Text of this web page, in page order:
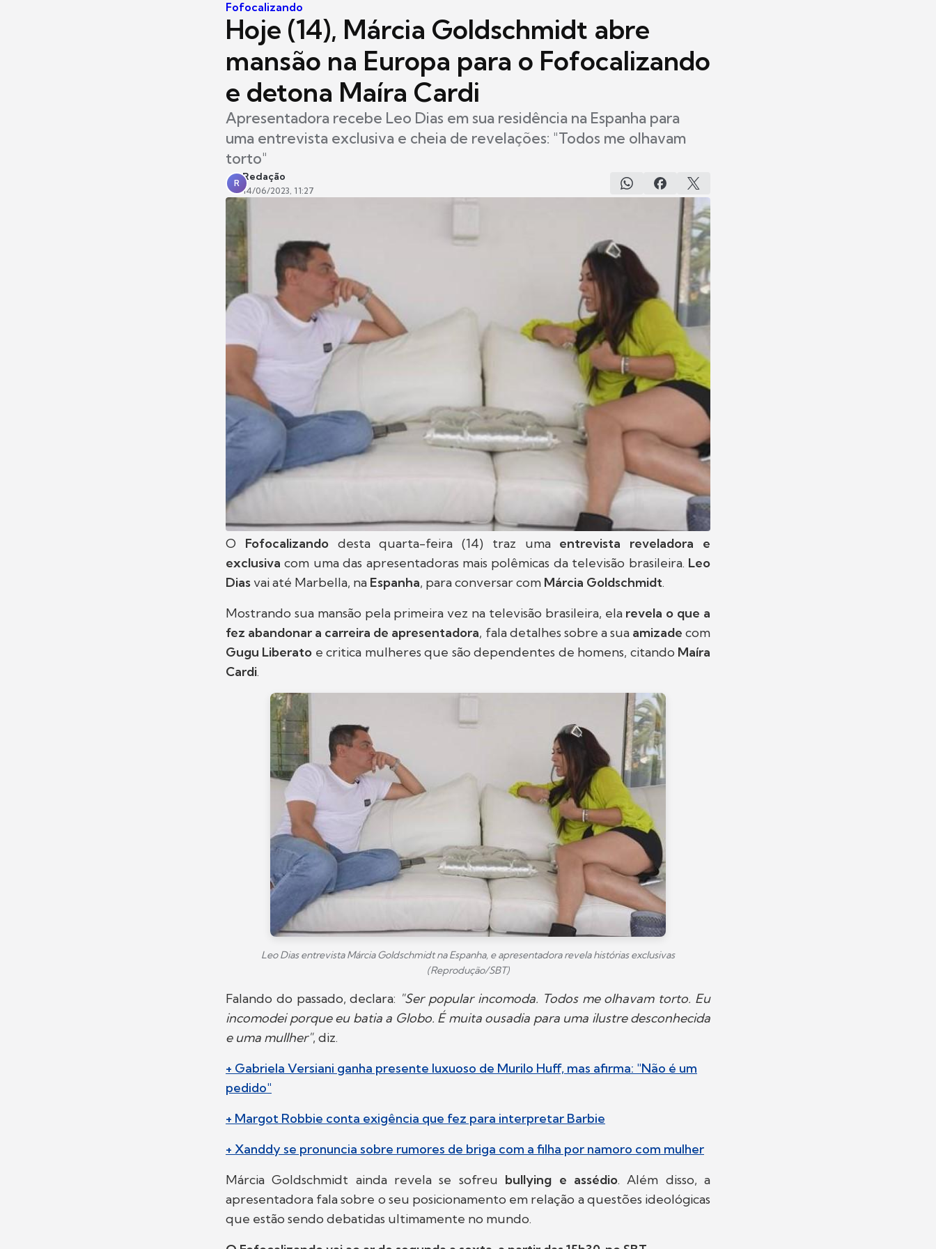
Fofocalizando
Hoje (14), Márcia Goldschmidt abre
mansão na Europa para o Fofocalizando
e detona Maíra Cardi
Apresentadora recebe Leo Dias em sua residência na Espanha para
uma entrevista exclusiva e cheia de revelações: "Todos me olhavam
torto"
R
Redação
14/06/2023, 11:27
O Fofocalizandodesta quarta-feira (14) traz uma entrevista reveladora e
exclusiva com uma das apresentadoras mais polêmicas da televisão brasileira. Leo
Diasvai até Marbella, na Espanha, para conversar com Márcia Goldschmidt.
Mostrando sua mansão pela primeira vez na televisão brasileira, ela revela o que a
fez abandonar a carreira de apresentadora, fala detalhes sobre a sua amizade com
Gugu Liberato e critica mulheres que são dependentes de homens, citando Maíra
Cardi.
Leo Dias entrevista Márcia Goldschmidt na Espanha, e apresentadora revela histórias exclusivas
(Reprodução/SBT)
Falando do passado, declara: "Ser popular incomoda. Todos me olhavam torto. Eu
incomodei porque eu batia a Globo. É muita ousadia para uma ilustre desconhecida
e uma mullher", diz.
+ Gabriela Versiani ganha presente luxuoso de Murilo Huff, mas afirma: "Não é um
pedido"
+ Margot Robbie conta exigência que fez para interpretar Barbie
+ Xanddy se pronuncia sobre rumores de briga com a filha por namoro com mulher
Márcia Goldschmidt ainda revela se sofreu bullying e assédio. Além disso, a
apresentadora fala sobre o seu posicionamento em relação a questões ideológicas
que estão sendo debatidas ultimamente no mundo.